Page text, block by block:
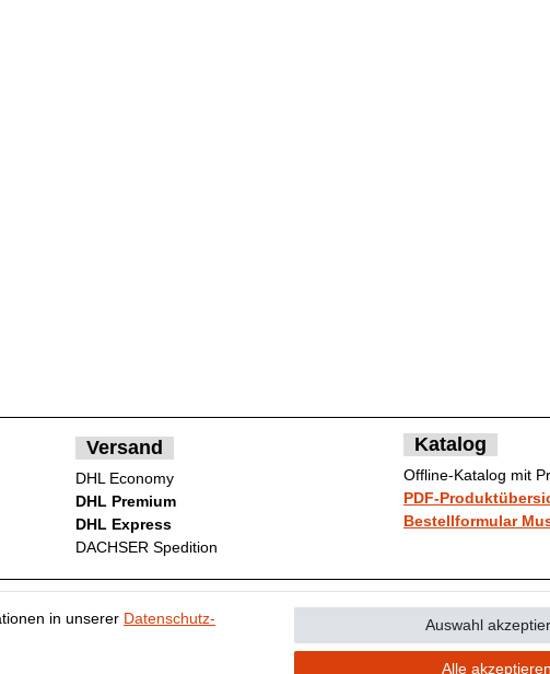
Versand
DHL Economy
DHL Premium
DHL Express
DACHSER Spedition
Katalog
Offline-Katalog mit
PDF-
Bestellformular
Widerrufs­recht Vertrag widerrufen Kontakt
in unserer Daten­schutz­
Alle akzeptieren
Auswahl